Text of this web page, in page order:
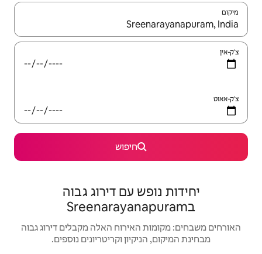
לנווט עם מקשי החיצים למעלה ולמטה או לעיין בעזרת תנועות מגע או החלקה.
עם דירוג גבוה
האלה מקבלים דירוג גבוה
וקריטריונים נוספים.